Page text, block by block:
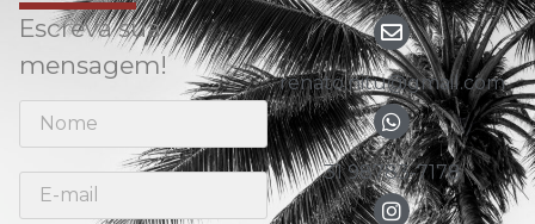
Escreva sua
mensagem!
renato.nitu@gmail.com
31 98783-7178